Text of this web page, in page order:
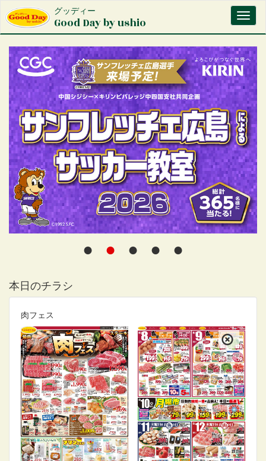
イ
グッディー
Good Day by ushio
● ● ● ● ●
本日のチラシ
肉フェス